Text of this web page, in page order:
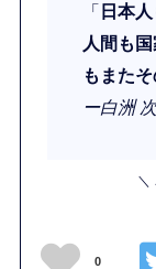
「 日本
人間も
もまた
ー白洲
＼
0